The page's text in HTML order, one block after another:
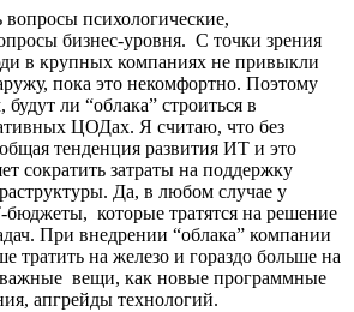
вопросы психологические,
бизнес-уровня. С точки зрения
в крупных компаниях не привыкли
пока это некомфортно. Поэтому
ли “облака” строиться в
ЦОДах. Я считаю, что без
тенденция развития ИТ и это
сократить затраты на поддержку
Да, в любом случае у
бюджеты, которые тратятся на решение
При внедрении “облака” компании
тратить на железо и гораздо больше на
важные вещи, как новые программные
апгрейды технологий.